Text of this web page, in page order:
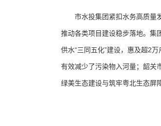
市水投集团紧扣水务高质量发
推动各类项目建设稳步落地。集
供水“三同五化”建设，惠及超2
有效减少了污染物入河量；韶关
绿美生态建设与筑牢粤北生态屏